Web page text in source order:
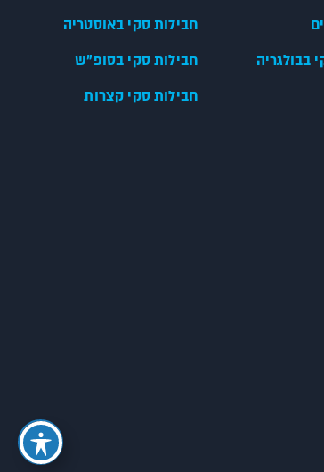
חבילות סקי באוסטריה
בבולגריה
חבילות סקי בסופ"ש
חבילות סקי קצרות